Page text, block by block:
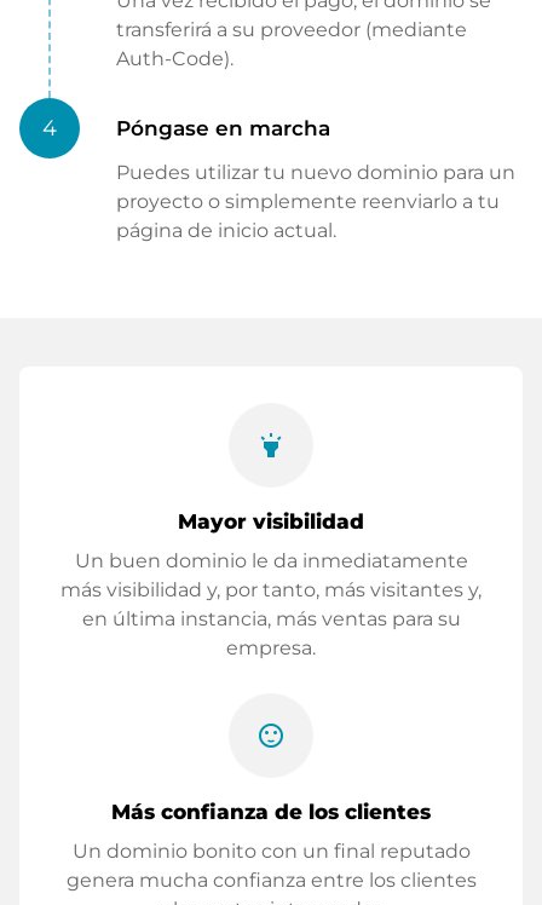
transferirá a su proveedor (mediante
Auth-Code).
4 Póngase en marcha
Puedes utilizar tu nuevo dominio para un
proyecto o simplemente reenviarlo a tu
página de inicio actual.
highlight
Mayor visibilidad
Un buen dominio le da inmediatamente
más visibilidad y, por tanto, más visitantes y,
en última instancia, más ventas para su
empresa.
sentiment_satisfied
Más confianza de los clientes
Un dominio bonito con un final reputado
genera mucha confianza entre los clientes